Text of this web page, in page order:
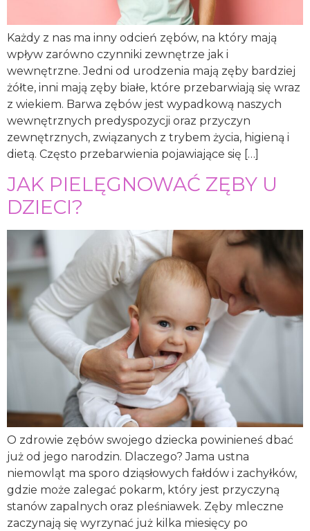
Każdy z nas ma inny odcień zębów, na który mają
wpływ zarówno czynniki zewnętrze jak i
wewnętrzne. Jedni od urodzenia mają zęby bardziej
żółte, inni mają zęby białe, które przebarwiają się wraz
z wiekiem. Barwa zębów jest wypadkową naszych
wewnętrznych predyspozycji oraz przyczyn
zewnętrznych, związanych z trybem życia, higieną i
dietą. Często przebarwienia pojawiające się […]
JAK PIELĘGNOWAĆ ZĘBY U
DZIECI?
O zdrowie zębów swojego dziecka powinieneś dbać
już od jego narodzin. Dlaczego? Jama ustna
niemowląt ma sporo dziąsłowych fałdów i zachyłków,
gdzie może zalegać pokarm, który jest przyczyną
stanów zapalnych oraz pleśniawek. Zęby mleczne
zaczynają się wyrzynać już kilka miesięcy po